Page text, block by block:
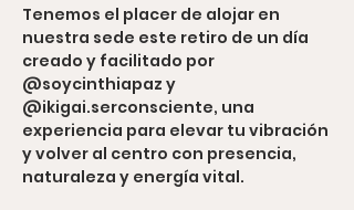
Tenemos el placer de alojar en
nuestra sede este retiro de un día
creado y facilitado por
@soycinthiapaz y
@ikigai.serconsciente, una
experiencia para elevar tu vibración
y volver al centro con presencia,
naturaleza y energía vital.